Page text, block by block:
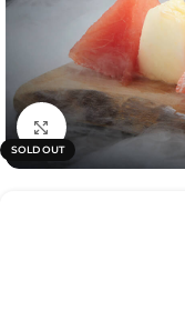
SOLD OUT
Click to enlarge